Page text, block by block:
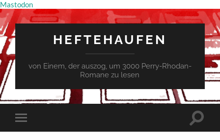
Mastodon
HEFTEHAUFEN
von Einem, der auszog, um 3000 Perry-Rhodan-
Romane zu lesen
Mobile-
Menü